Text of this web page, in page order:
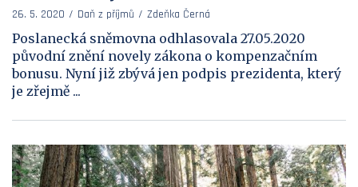
26. 5. 2020 Daň z příjmů Zdeňka Černá
Poslanecká sněmovna odhlasovala 27.05.2020
původní znění novely zákona o kompenzačním
bonusu. Nyní již zbývá jen podpis prezidenta, který
je zřejmě ...